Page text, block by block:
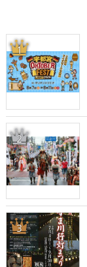
1
2
3